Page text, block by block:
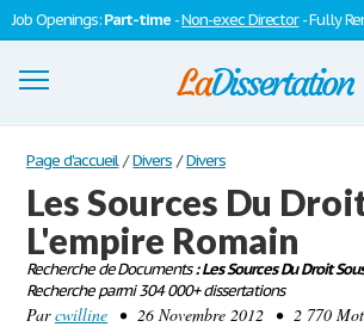
Job Openings:Part-time -Non-exec Director- Fully
Dissertations
S'inscrire
Se connecter
Contactez-nous
Page d'accueil / Divers / Divers
Les Sources Du
L'empire Romain
Recherche de Documents: Les Sources Du Droit
Recherche parmi 304 000+ dissertations
Parcwilline • 26 Novembre 2012 • 2 770